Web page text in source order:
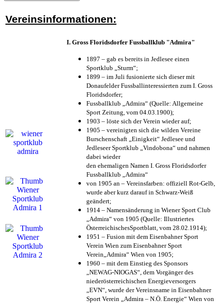
Vereinsinformationen:
I. Gross Floridsdorfer Fussballklub "Admira"
1897 – gab es bereits in Jedlesee einen
Sportklub „Sturm“;
1899 – im Juli fusionierte sich dieser mit
Donaufelder Fussballinteressierten zum I. Gross
Floridsdorfer;
Fussballklub „Admira“ (Quelle: Allgemeine
Sport Zeitung, vom 04.03.1900);
1903 – löste sich der Verein wieder auf;
1905 – vereinigten sich die wilden Vereine
Burschenschaft „Einigkeit“ Jedlesee und
Jedleseer Sportklub „Vindobona“ und nahmen
dabei wieder
den ehemaligen Namen I. Gross Floridsdorfer
Fussballklub „Admira“
von 1905 an – Vereinsfarben: offiziell Rot-Gelb,
wurde aber kurz darauf in Schwarz-Weiß
geändert;
1914 – Namensänderung in Wiener Sport Club
„Admira“ von 1905 (Quelle: Illustriertes
ÖsterreichischesSportblatt, vom 28.02.1914);
1951 – Fusion mit dem Eisenbahner Sport
Verein Wien zum Eisenbahner Sport
Verein„Admira“ Wien von 1905;
1960 – mit dem Einstieg des Sponsors
„NEWAG-NIOGAS“, dem Vorgänger des
niederösterreichischen Energieversorgers
„EVN“, wurde der Vereinsname in Eisenbahner
Sport Verein „Admira – N.Ö. Energie“ Wien von